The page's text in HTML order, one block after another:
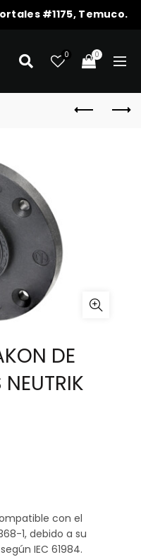
#1175, Temuco.
0 0
DE
con el
1, debido a su
IEC 61984.